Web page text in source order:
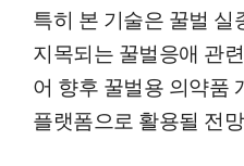
특히 본 기술은 꿀벌
지목되는 꿀벌응애 관
어 향후 꿀벌용 의약품
플랫폼으로 활용될 전